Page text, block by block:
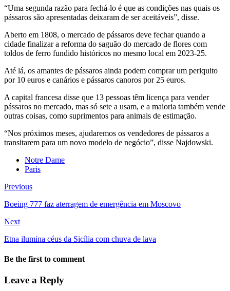
“Uma segunda razão para fechá-lo é que as condições nas quais os
pássaros são apresentadas deixaram de ser aceitáveis”, disse.
Aberto em 1808, o mercado de pássaros deve fechar quando a
cidade finalizar a reforma do saguão do mercado de flores com
toldos de ferro fundido históricos no mesmo local em 2023-25.
Até lá, os amantes de pássaros ainda podem comprar um periquito
por 10 euros e canários e pássaros canoros por 25 euros.
A capital francesa disse que 13 pessoas têm licença para vender
pássaros no mercado, mas só sete a usam, e a maioria também vende
outras coisas, como suprimentos para animais de estimação.
“Nos próximos meses, ajudaremos os vendedores de pássaros a
transitarem para um novo modelo de negócio”, disse Najdowski.
Notre Dame
Paris
Previous
Boeing 777 faz aterragem de emergência em Moscovo
Next
Etna ilumina céus da Sicília com chuva de lava
Be the first to comment
Leave a Reply